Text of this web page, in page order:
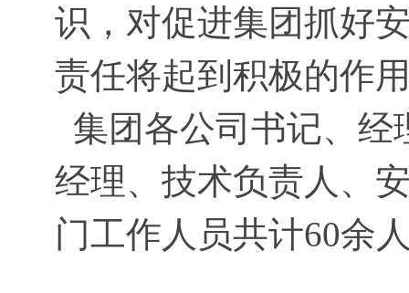
识，对促进集团抓好
责任将起到积极的作
集团各公司书记、
经理、技术负责人、
门工作人员共计60余